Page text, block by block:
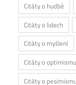
Citáty o hudbě
Citáty o lidech
Citáty o myšlení
Citáty o optimismu
Citáty o pesimismu